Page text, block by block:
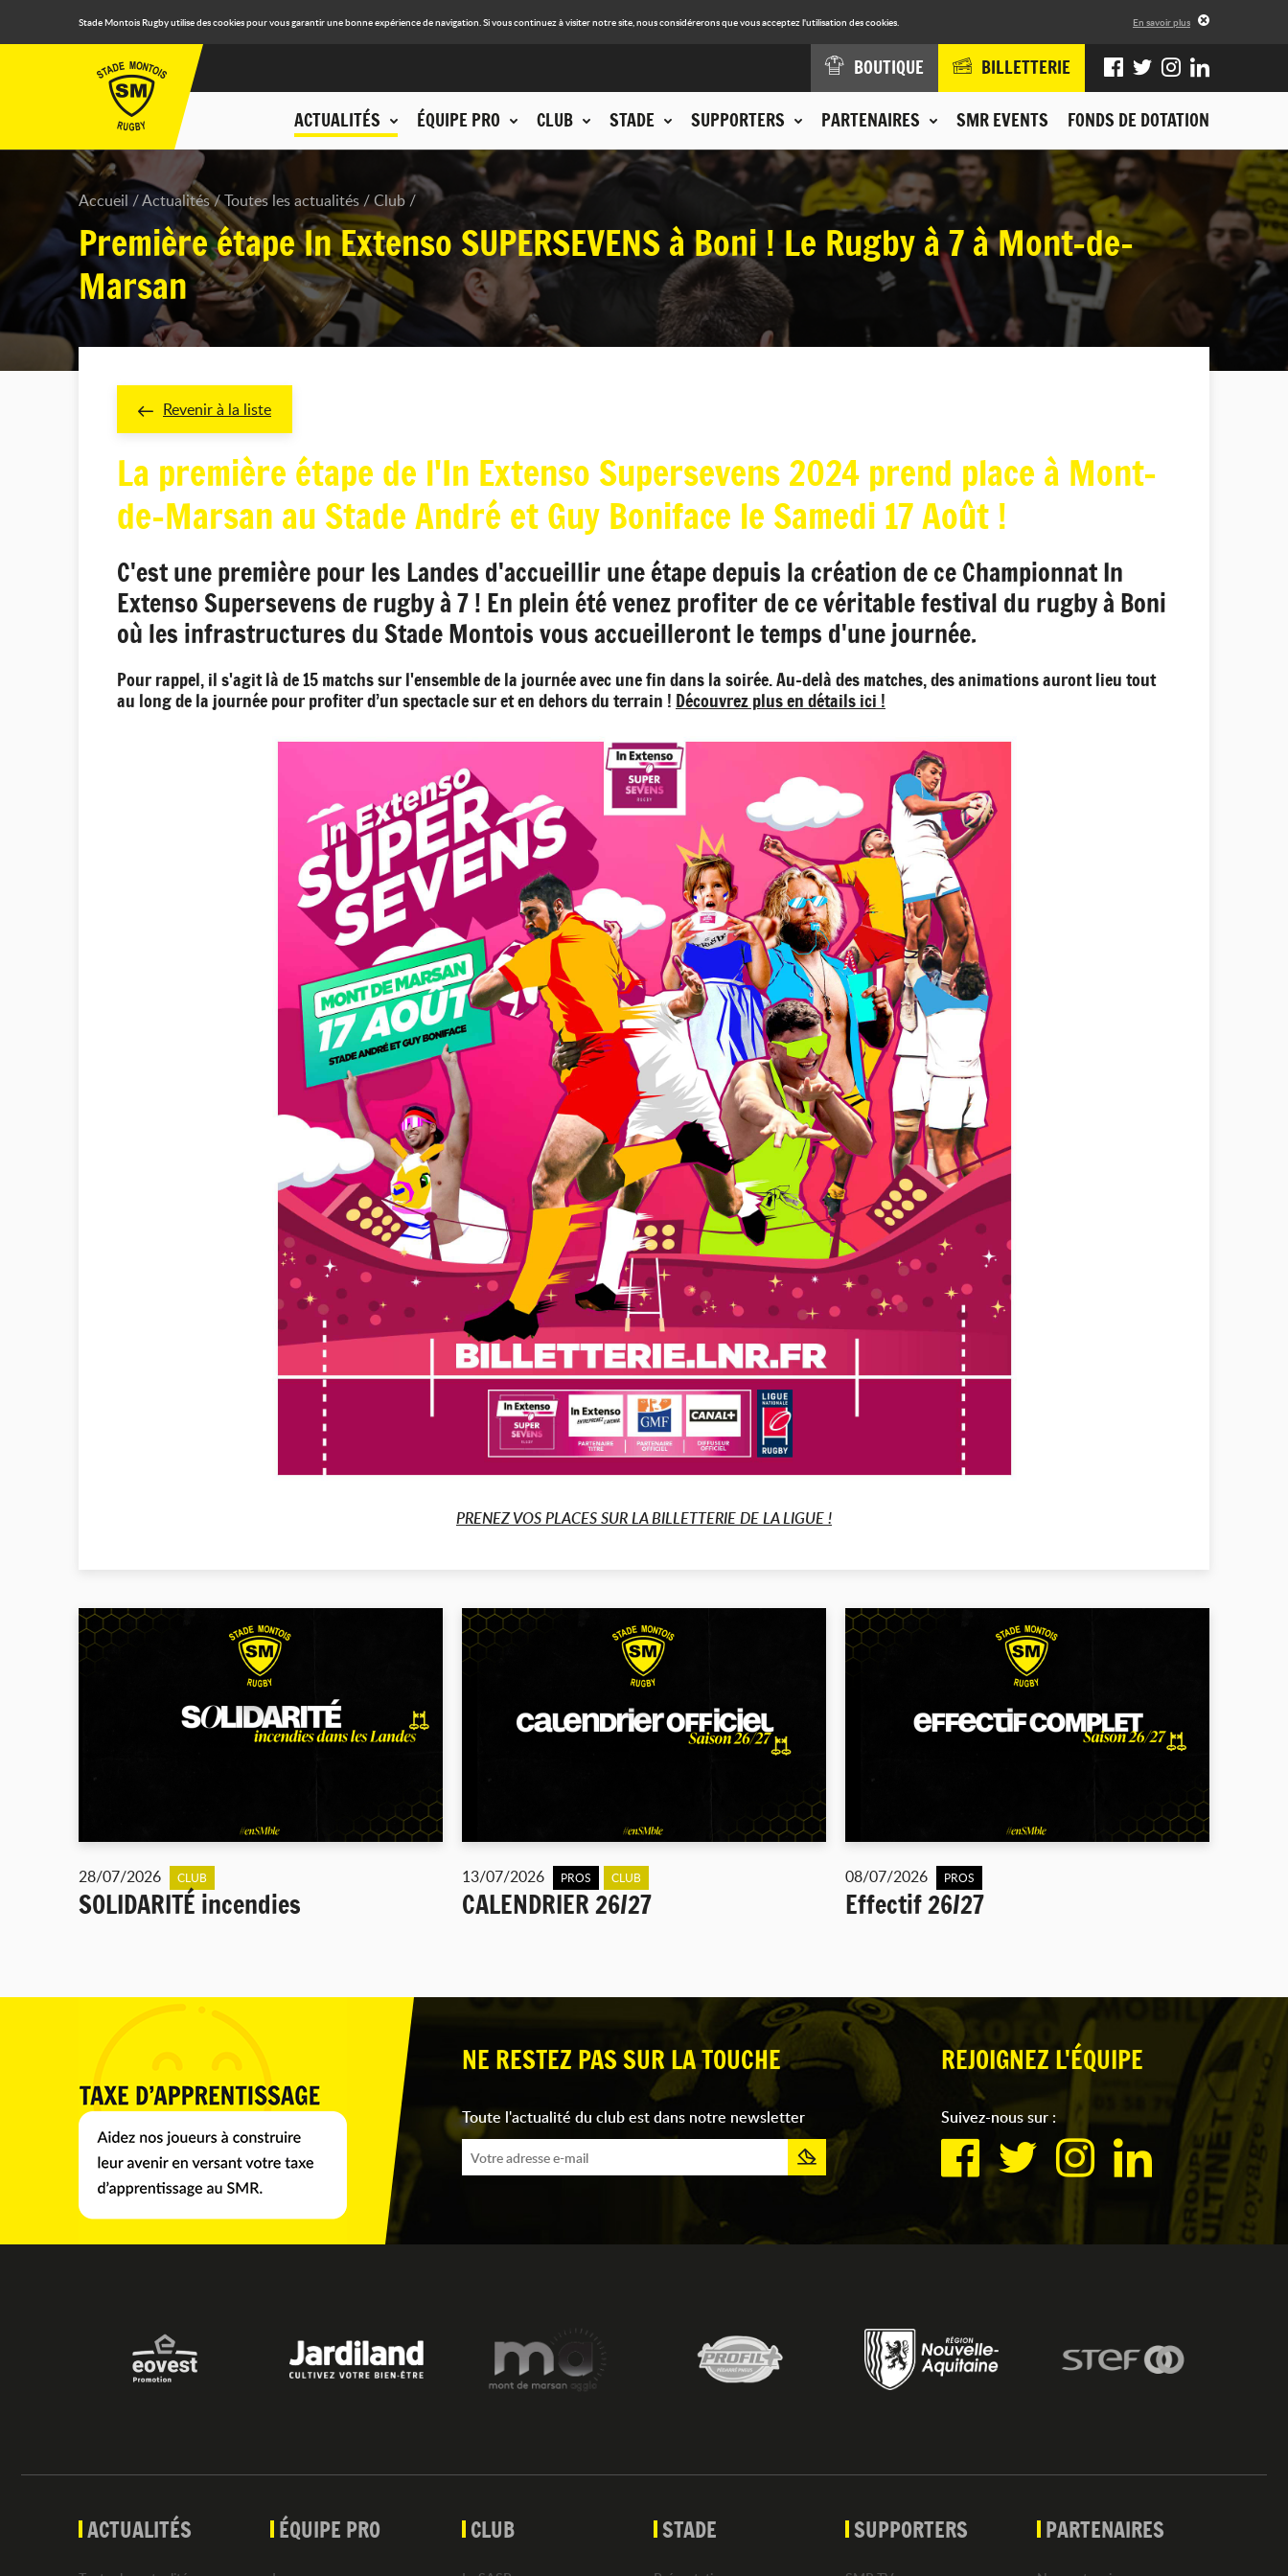
Stade Montois Rugby utilise des cookies pour vous garantir une bonne expérience de navigation. Si vous continuez à visiter notre site, nous considérerons que vous acceptez l'utilisation des cookies. En savoir plus
ACTUALITÉS ÉQUIPE PRO CLUB STADE SUPPORTERS PARTENAIRES SMR EVENTS FONDS DE DOTATION
BOUTIQUE BILLETTERIE
Accueil Actualités Toutes les actualités Club
Première étape In Extenso SUPERSEVENS à Boni ! Le Rugby à 7 à Mont-de-
Marsan
Revenir à la liste
La première étape de l'In Extenso Supersevens 2024 prend place à Mont-
de-Marsan au Stade André et Guy Boniface le Samedi 17 Août !
C'est une première pour les Landes d'accueillir une étape depuis la création de ce Championnat In
Extenso Supersevens de rugby à 7 ! En plein été venez profiter de ce véritable festival du rugby à Boni
où les infrastructures du Stade Montois vous accueilleront le temps d'une journée.
Pour rappel, il s'agit là de 15 matchs sur l'ensemble de la journée avec une fin dans la soirée. Au-delà des matches, des animations auront lieu tout
au long de la journée pour profiter d’un spectacle sur et en dehors du terrain ! Découvrez plus en détails ici !
PRENEZ VOS PLACES SUR LA BILLETTERIE DE LA LIGUE !
28/07/2026 CLUB
SOLIDARITÉ incendies
13/07/2026 PROS CLUB
CALENDRIER 26/27
08/07/2026 PROS
Effectif 26/27
NE RESTEZ PAS SUR LA TOUCHE
Toute l'actualité du club est dans notre newsletter
REJOIGNEZ L'ÉQUIPE
Suivez-nous sur :
ACTUALITÉS ÉQUIPE PRO CLUB STADE SUPPORTERS PARTENAIRES